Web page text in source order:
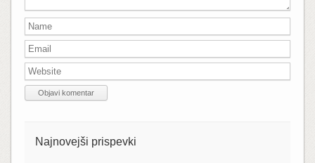
Najnovejši prispevki